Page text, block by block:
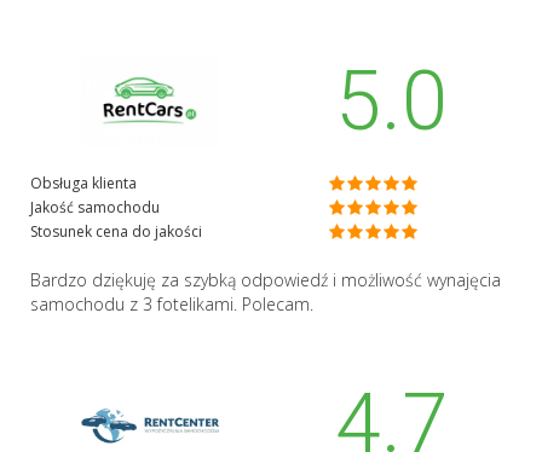
5.0
Obsługa klienta
Jakość samochodu
Stosunek cena do jakości
Bardzo dziękuję za szybką odpowiedź i możliwość wynajęcia
samochodu z 3 fotelikami. Polecam.
4.7